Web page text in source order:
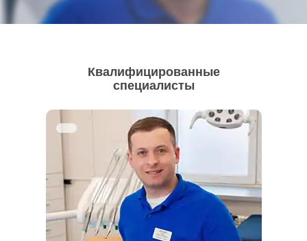
Квалифицированные
специалисты